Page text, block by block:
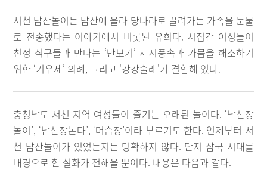
서천 남산놀이는 남산에 올라 당나라로 끌려가는 가족을 눈물
로 전송했다는 이야기에서 비롯된 유희다. 시집간 여성들이
친정 식구들과 만나는 ‘반보기’ 세시풍속과 가뭄을 해소하기
위한 ‘기우제’ 의례, 그리고 '강강술래'가 결합해 있다.
충청남도 서천 지역 여성들이 즐기는 오래된 놀이다. ‘남산장
놀이’, ‘남산장논다’, ‘머슴장’이라 부르기도 한다. 언제부터 서
천 남산놀이가 있었는지는 명확하지 않다. 단지 삼국 시대를
배경으로 한 설화가 전해올 뿐이다. 내용은 다음과 같다.